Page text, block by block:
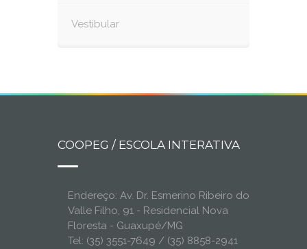
Vestibular
COOPEG / ESCOLA INTERATIVA
Endereço: Av. Dr. Esmerino Ribeiro do
Valle Filho, 91 - Residencial Nova
Floresta - Guaxupé/MG
Tel: (35) 3551-7649 / (35) 8858-2941